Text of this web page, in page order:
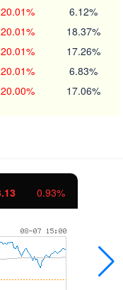
20.01% 6.12%
20.01% 18.37%
20.01% 17.26%
20.01% 6.83%
20.00% 17.06%
0.93%